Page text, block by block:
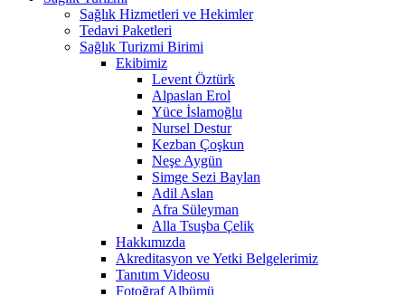
Sağlık Hizmetleri ve Hekimler
Tedavi Paketleri
Sağlık Turizmi Birimi
Ekibimiz
Levent Öztürk
Alpaslan Erol
Yüce İslamoğlu
Nursel Destur
Kezban Çoşkun
Neşe Aygün
Simge Sezi Baylan
Adil Aslan
Afra Süleyman
Alla Tsuşba Çelik
Hakkımızda
Akreditasyon ve Yetki Belgelerimiz
Tanıtım Videosu
Fotoğraf Albümü